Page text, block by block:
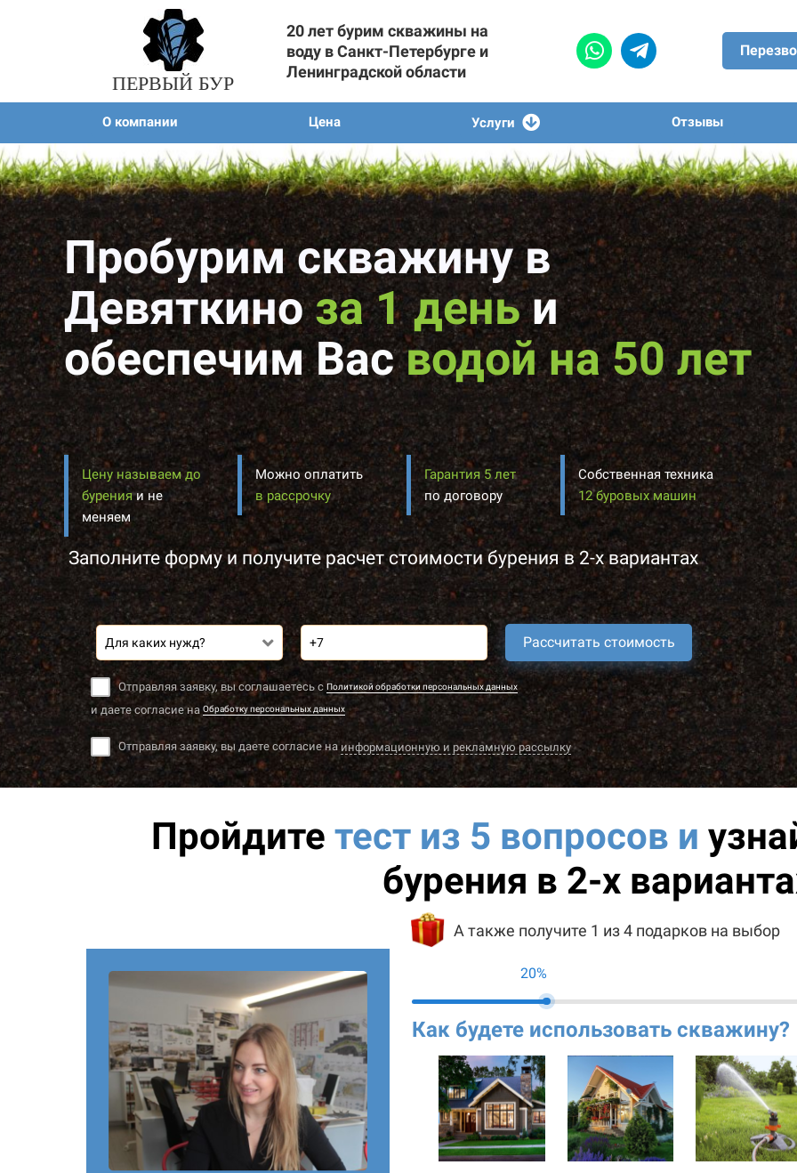
ПЕРВЫЙ БУР
20 лет бурим скважины на
воду в Санкт-Петербурге и
Ленинградской области
О компании Цена Услуги Отзывы
Пробурим скважину в
Девяткиноза 1 день и
обеспечим Васводой на 50 лет
Цену называем до
буренияи не
меняем
Собственная техника
12 буровых машин
Гарантия 5 лет
по договору
Для каких нужд? Рассчитать стоимость
Отправляя заявку, вы соглашаетесь сПолитикой обработки персональных данных
и даете согласие на Обработку персональных данных
Отправляя заявку, вы даете согласие наинформационную и рекламную рассылку
Можно оплатить
в рассрочку
Заполните форму и получите расчет стоимости бурения в 2-х вариантах
Пройдите тест из 5 вопросов и
бурения в 2-х
А также получите 1 из 4 подарков на выбор
20%
Как будете использовать скважину?